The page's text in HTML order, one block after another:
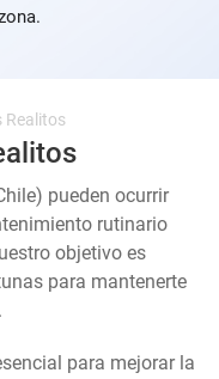
Realitos
pueden ocurrir
rutinario
objetivo es
para mantenerte
para mejorar la